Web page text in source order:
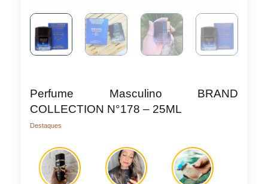
Perfume Masculino BRAND
COLLECTION N°178 – 25ML
Destaques